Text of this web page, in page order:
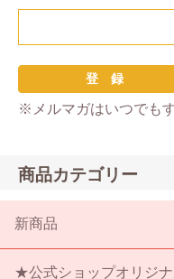
※メルマガはいつでも
商品カテゴリー
新商品
★公式ショップオリジ